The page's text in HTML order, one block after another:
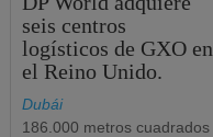
seis centros
logísticos de GXO en
el Reino Unido.
Dubái
186.000 metros cuadrados